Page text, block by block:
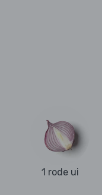
1 rode ui